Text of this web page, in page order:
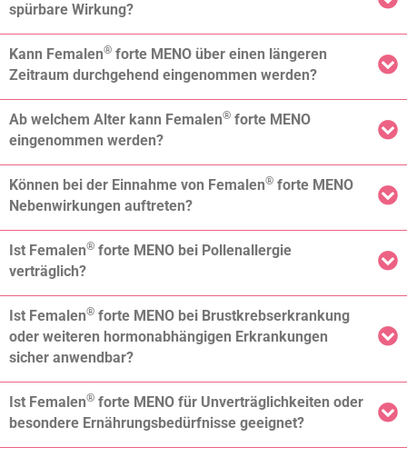
spürbare Wirkung?
Kann Femalen® forte MENO über einen längeren
Zeitraum durchgehend eingenommen werden?
Ab welchem Alter kann Femalen® forte MENO
eingenommen werden?
Können bei der Einnahme von Femalen® forte MENO
Nebenwirkungen auftreten?
Ist Femalen® forte MENO bei Pollenallergie
verträglich?
Ist Femalen® forte MENO bei Brustkrebserkrankung
oder weiteren hormonabhängigen Erkrankungen
sicher anwendbar?
Ist Femalen® forte MENO für Unverträglichkeiten oder
besondere Ernährungsbedürfnisse geeignet?